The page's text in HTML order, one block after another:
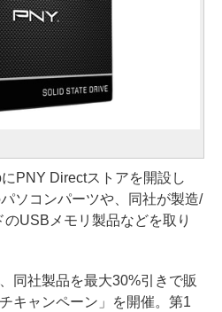
PNY Directストアを開設し
ソコンパーツや、同社が製造/
USBメモリ製品などを取り
同社製品を最大30%引きで販
キャンペーン」を開催。第1